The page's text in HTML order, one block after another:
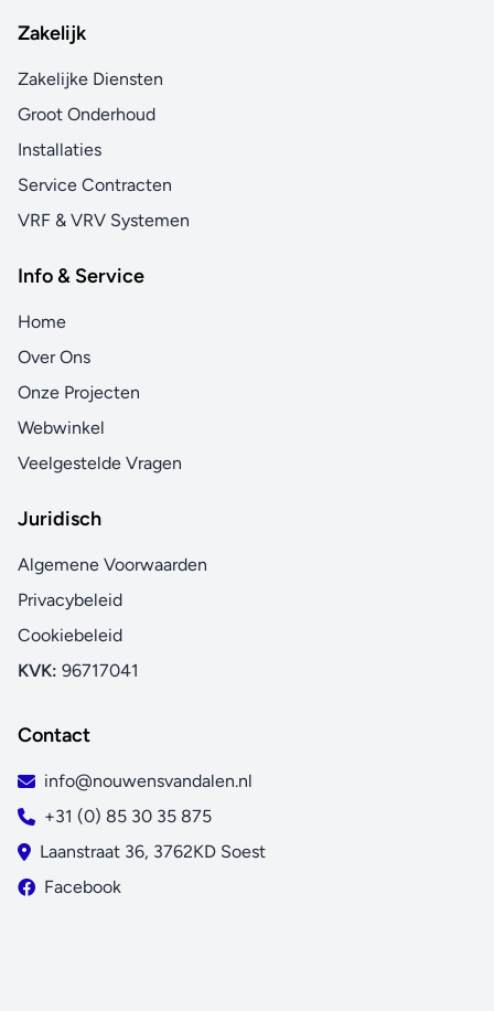
Zakelijk
Zakelijke Diensten
Groot Onderhoud
Installaties
Service Contracten
VRF & VRV Systemen
Info & Service
Home
Over Ons
Onze Projecten
Webwinkel
Veelgestelde Vragen
Juridisch
Algemene Voorwaarden
Privacybeleid
Cookiebeleid
KVK: 96717041
Contact
info@nouwensvandalen.nl
+31 (0) 85 30 35 875
Laanstraat 36, 3762KD Soest
Facebook